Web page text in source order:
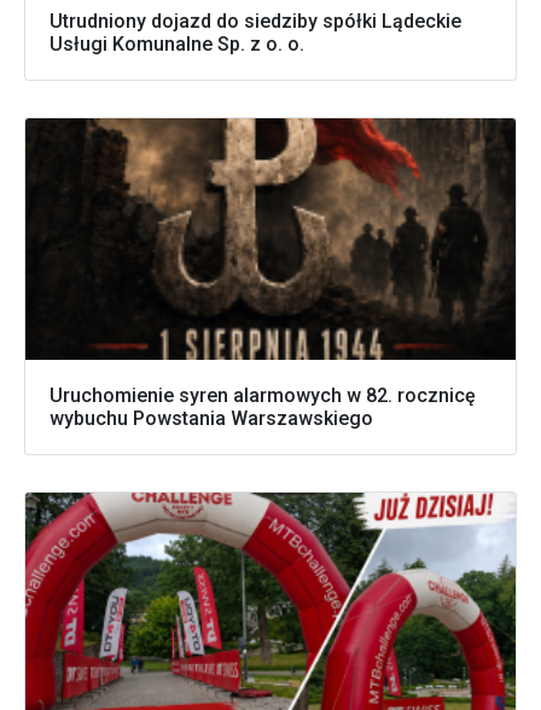
Utrudniony dojazd do siedziby spółki Lądeckie
Usługi Komunalne Sp. z o. o.
Uruchomienie syren alarmowych w 82. rocznicę
wybuchu Powstania Warszawskiego